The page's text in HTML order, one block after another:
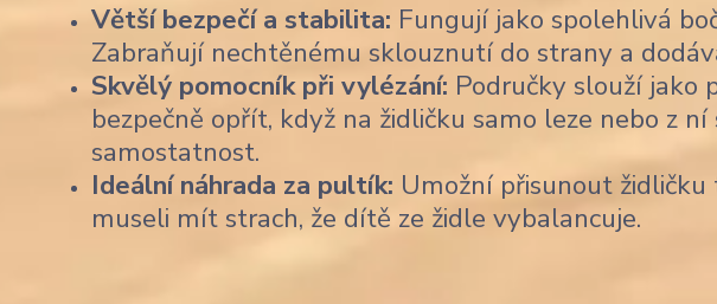
Větší bezpečí a stabilita: Fungují jako spolehlivá
Zabraňují nechtěnému sklouznutí do strany a
Skvělý pomocník při vylézání: Područky slouží jako
bezpečně opřít, když na židličku samo leze nebo z
samostatnost.
Ideální náhrada za pultík: Umožní přisunout
museli mít strach, že dítě ze židle vybalancuje.